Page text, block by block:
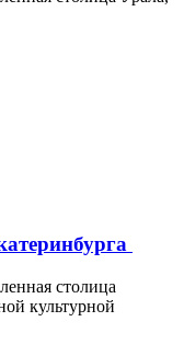
столица
культурной